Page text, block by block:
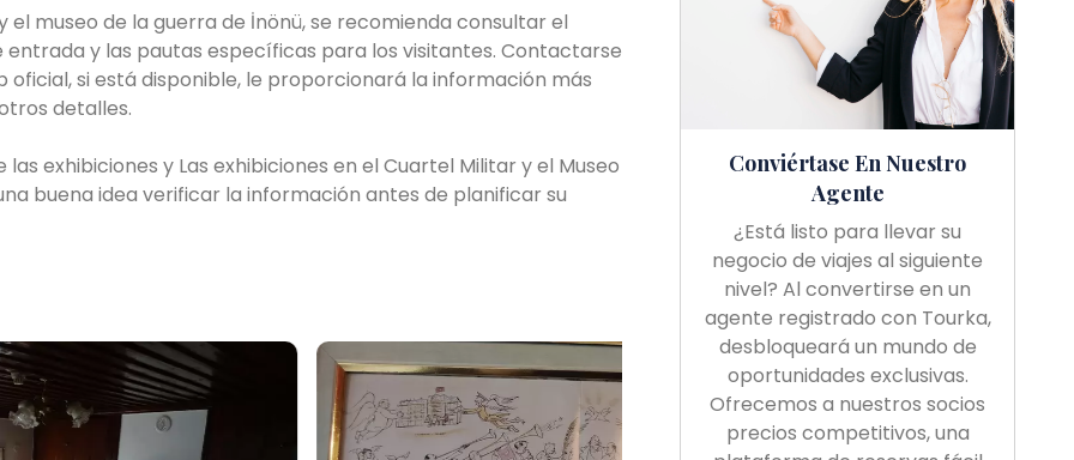
museo de la guerra de İnönü, se recomienda consultar el
y las pautas específicas para los visitantes. Contactarse
si está disponible, le proporcionará la información más
detalles.
exhibiciones y Las exhibiciones en el Cuartel Militar y el Museo
buena idea verificar la información antes de planificar su
Conviértase En Nuestro
Agente
¿Está listo para llevar su
negocio de viajes al siguiente
nivel? Al convertirse en un
agente registrado con Tourka,
desbloqueará un mundo de
oportunidades exclusivas.
Ofrecemos a nuestros socios
precios competitivos, una